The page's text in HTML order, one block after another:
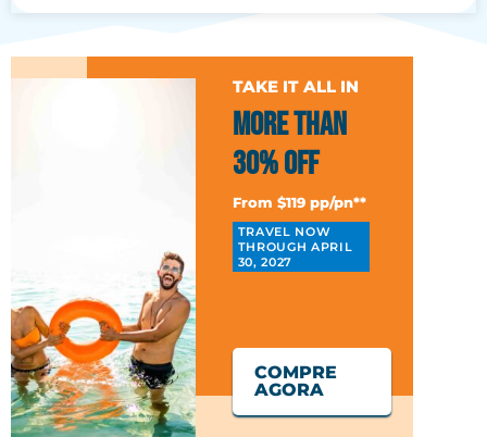
TAKE IT ALL IN
More than
30% Off
From $119 pp/pn**
TRAVEL NOW
THROUGH APRIL
30, 2027
COMPRE
AGORA